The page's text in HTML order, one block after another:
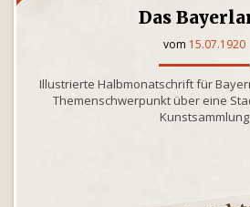
Das
vom 15.07.1920
Illustrierte Halbmonatschrift für
Themenschwerpunkt über eine
Kunstsammlung